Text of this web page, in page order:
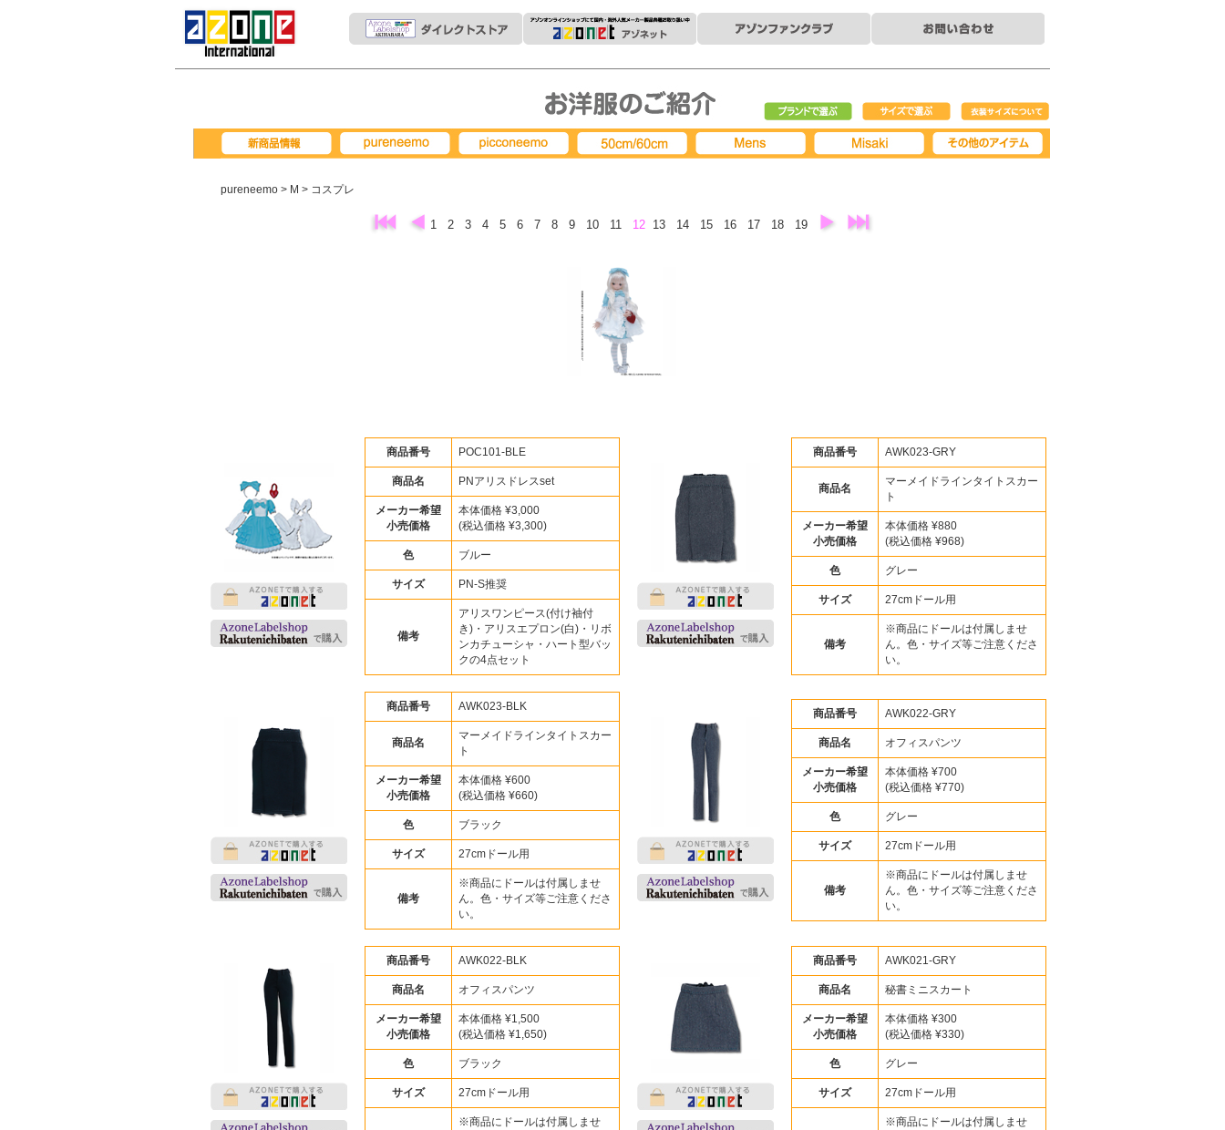
ブランドで選ぶ サイズで選ぶ
衣装サイズについ
て
pureneemo > M > コスプレ
1 2 3 4 5 6 7 8 9 10 11 12 13 14 15 16 17 18 19
商品番号 POC101-BLE
商品名 PNアリスドレスset
メーカー希望
小売価格
本体価格 ¥3,000
(税込価格 ¥3,300)
色 ブルー
サイズ PN-S推奨
備考
アリスワンピース(付け袖付
き)・アリスエプロン(白)・リボ
ンカチューシャ・ハート型バッ
クの4点セット
商品番号 AWK023-GRY
商品名
マーメイドラインタイトスカー
ト
メーカー希望
小売価格
本体価格 ¥880
(税込価格 ¥968)
色 グレー
サイズ 27cmドール用
備考
※商品にドールは付属しませ
ん。色・サイズ等ご注意くださ
い。
商品番号 AWK023-BLK
商品名
マーメイドラインタイトスカー
ト
メーカー希望
小売価格
本体価格 ¥600
(税込価格 ¥660)
色 ブラック
サイズ 27cmドール用
備考
※商品にドールは付属しませ
ん。色・サイズ等ご注意くださ
い。
商品番号 AWK022-GRY
商品名 オフィスパンツ
メーカー希望
小売価格
本体価格 ¥700
(税込価格 ¥770)
色 グレー
サイズ 27cmドール用
備考
※商品にドールは付属しませ
ん。色・サイズ等ご注意くださ
い。
商品番号 AWK022-BLK
商品名 オフィスパンツ
メーカー希望
小売価格
本体価格 ¥1,500
(税込価格 ¥1,650)
色 ブラック
サイズ 27cmドール用
※商品にドールは付属しませ
商品番号 AWK021-GRY
商品名 秘書ミニスカート
メーカー希望
小売価格
本体価格 ¥300
(税込価格 ¥330)
色 グレー
サイズ 27cmドール用
※商品にドールは付属しませ